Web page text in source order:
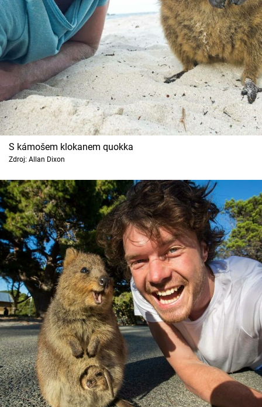
Cool Esport
Pořady
TV Program
Sledujte prima+
Přihlášení
S kámošem klokanem quokka
Zdroj: Allan Dixon